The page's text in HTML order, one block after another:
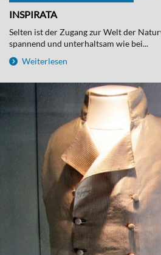
INSPIRATA
Selten ist der Zugang zur Welt der
spannend und unterhaltsam wie bei...
Weiterlesen